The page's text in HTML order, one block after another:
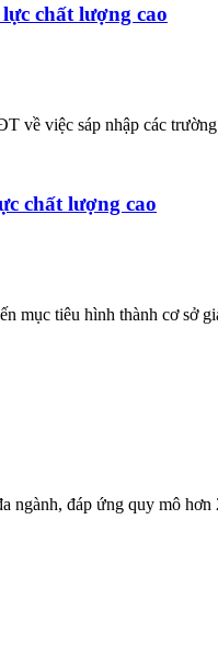
chất lượng cao
việc sáp nhập các
chất lượng cao
tiêu hình thành cơ sở
đáp ứng quy mô